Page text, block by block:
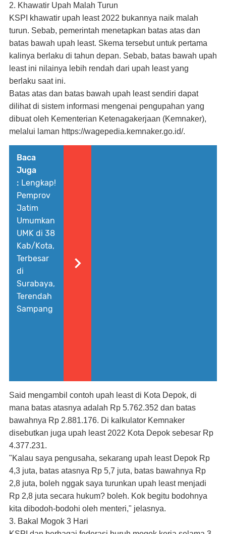
2. Khawatir Upah Malah Turun
KSPI khawatir upah least 2022 bukannya naik malah
turun. Sebab, pemerintah menetapkan batas atas dan
batas bawah upah least. Skema tersebut untuk pertama
kalinya berlaku di tahun depan. Sebab, batas bawah upah
least ini nilainya lebih rendah dari upah least yang
berlaku saat ini.
Batas atas dan batas bawah upah least sendiri dapat
dilihat di sistem informasi mengenai pengupahan yang
dibuat oleh Kementerian Ketenagakerjaan (Kemnaker),
melalui laman https://wagepedia.kemnaker.go.id/.
Baca
Juga
: Lengkap!
Pemprov
Jatim
Umumkan
UMK di 38
Kab/Kota,
Terbesar
di
Surabaya,
Terendah
Sampang
Said mengambil contoh upah least di Kota Depok, di
mana batas atasnya adalah Rp 5.762.352 dan batas
bawahnya Rp 2.881.176. Di kalkulator Kemnaker
disebutkan juga upah least 2022 Kota Depok sebesar Rp
4.377.231.
"Kalau saya pengusaha, sekarang upah least Depok Rp
4,3 juta, batas atasnya Rp 5,7 juta, batas bawahnya Rp
2,8 juta, boleh nggak saya turunkan upah least menjadi
Rp 2,8 juta secara hukum? boleh. Kok begitu bodohnya
kita dibodoh-bodohi oleh menteri," jelasnya.
3. Bakal Mogok 3 Hari